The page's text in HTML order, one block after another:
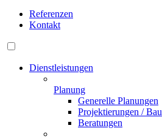
Referenzen
Kontakt
Dienstleistungen
Planung
Generelle Planungen
Projektierungen / Bau
Beratungen